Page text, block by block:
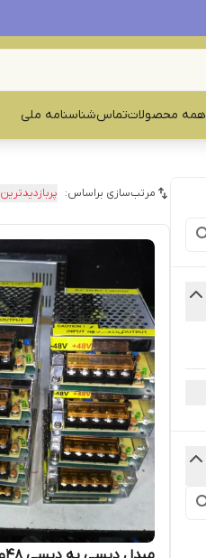
همه محصولاتتماس‌شناسنامه ملی
مرتب‌سازی براساس: پربازدیدترین